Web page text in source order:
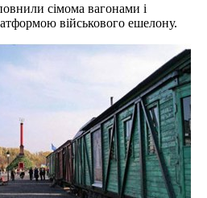
сімома вагонами і
військового ешелону.